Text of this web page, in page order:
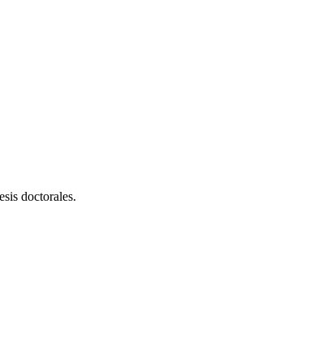
doctorales.